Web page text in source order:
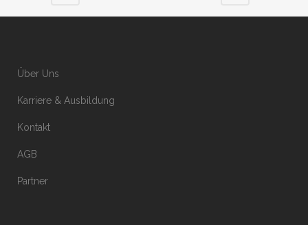
Über Uns
Karriere & Ausbildung
Kontakt
AGB
Partner